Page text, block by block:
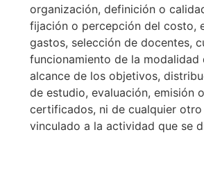
organización, definición o
fijación o percepción del costo,
gastos, selección de docentes,
funcionamiento de la modalidad
alcance de los objetivos,
de estudio, evaluación, emisión
certificados, ni de cualquier
vinculado a la actividad que se